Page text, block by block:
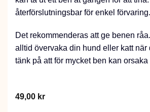
återförslutningsbar för enkel förvaring.
Det rekommenderas att ge benen
alltid övervaka din hund eller katt när
tänk på att för mycket ben kan
49,00 kr